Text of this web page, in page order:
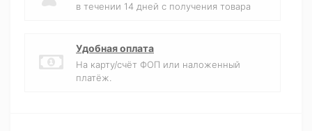
в течении 14 дней с получения товара
Удобная оплата
На карту/счёт ФОП или наложенный
платёж.